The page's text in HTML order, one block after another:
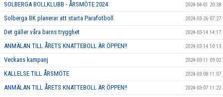
SOLBERGA BOLLKLUBB - ÅRSMÖTE 2024 2024-04-01 20:38
Solberga BK planerar att starta Parafotboll 2024-03-26 07:27
Det gäller våra barns trygghet 2024-03-14 14:17
ANMÄLAN TILL ÅRETS KNATTEBOLL ÄR ÖPPEN!! 2024-03-14 10:13
Veckans kampanj 2024-03-11 09:02
KALLELSE TILL ÅRSMÖTE 2024-03-08 11:07
ANMÄLAN TILL ÅRETS KNATTEBOLL ÄR ÖPPEN!! 2024-03-07 11:22